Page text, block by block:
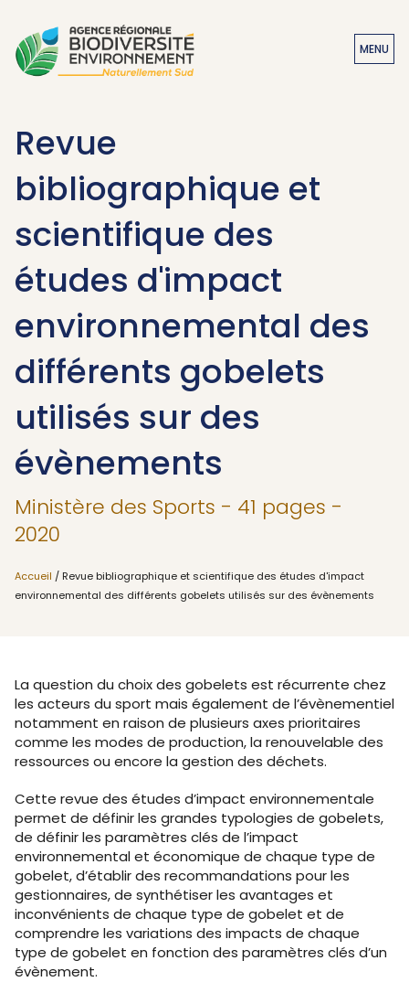
MENU
Revue
bibliographique et
scientifique des
études d'impact
environnemental des
différents gobelets
utilisés sur des
évènements
Ministère des Sports - 41 pages -
2020
Accueil / Revue bibliographique et scientifique des études d'impact
environnemental des différents gobelets utilisés sur des évènements
La question du choix des gobelets est récurrente chez
les acteurs du sport mais également de l’évènementiel
notamment en raison de plusieurs axes prioritaires
comme les modes de production, la renouvelable des
ressources ou encore la gestion des déchets.
Cette revue des études d’impact environnementale
permet de définir les grandes typologies de gobelets,
de définir les paramètres clés de l’impact
environnemental et économique de chaque type de
gobelet, d’établir des recommandations pour les
gestionnaires, de synthétiser les avantages et
inconvénients de chaque type de gobelet et de
comprendre les variations des impacts de chaque
type de gobelet en fonction des paramètres clés d’un
évènement.